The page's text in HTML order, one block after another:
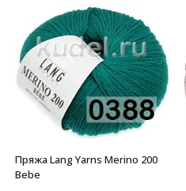
Пряжа Lang Yarns Merino 200
Bebe